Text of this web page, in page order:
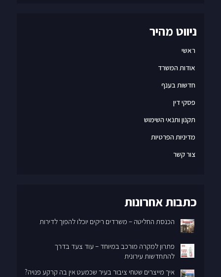
ניווט מהיר
ראשי
אודות המשרד
חדשות בענף
פסקי דין
תקנון ותנאי השימוש
מדיניות הפרטיות
צור קשר
כתבות אחרונות
הכנסת החליטה – משרדים ריקים יוכלו להפוך לדירות
פתרון למקרה מורכב במיוחד – עוד צעד בדרך
להתחדשות עירונית
איך מייצרים שטחי ציבור בעיר שכמעט אין בה קרקע פנויה?